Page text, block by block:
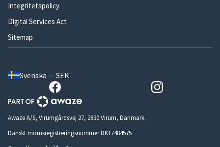
Integritetspolicy
Digital Services Act
Sitemap
Svenska — SEK
Awaze A/S, Virumgårdsvej 27, 2830 Virum, Danmark.
Danskt momsregistreringsnummer DK17484575